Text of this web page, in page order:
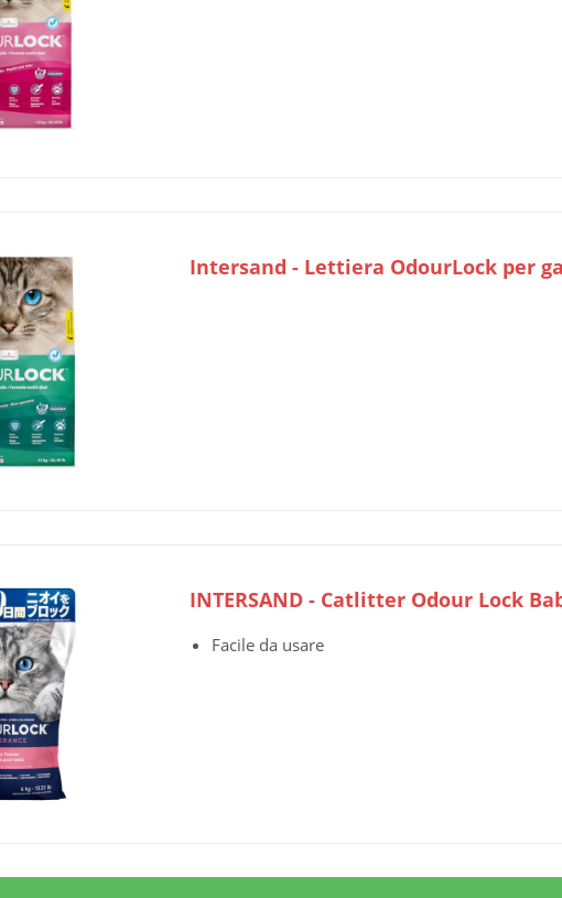
Intersand - Lettiera OdourLock per
INTERSAND - Catlitter Odour Lock
Facile da usare